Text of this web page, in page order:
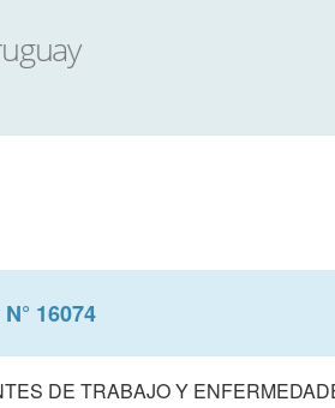
N° 16074
DE TRABAJO Y